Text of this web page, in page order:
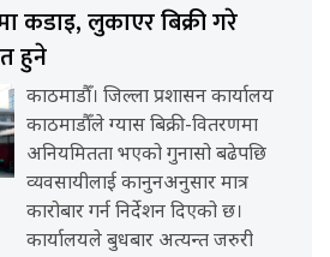
कडाइ, लुकाएर बिक्री गरे
हुने
काठमाडौँ। जिल्ला प्रशासन कार्यालय
काठमाडौँले ग्यास बिक्री-वितरणमा
अनियमितता भएको गुनासो बढेपछि
व्यवसायीलाई कानुनअनुसार मात्र
कारोबार गर्न निर्देशन दिएको छ।
कार्यालयले बुधबार अत्यन्त जरुरी